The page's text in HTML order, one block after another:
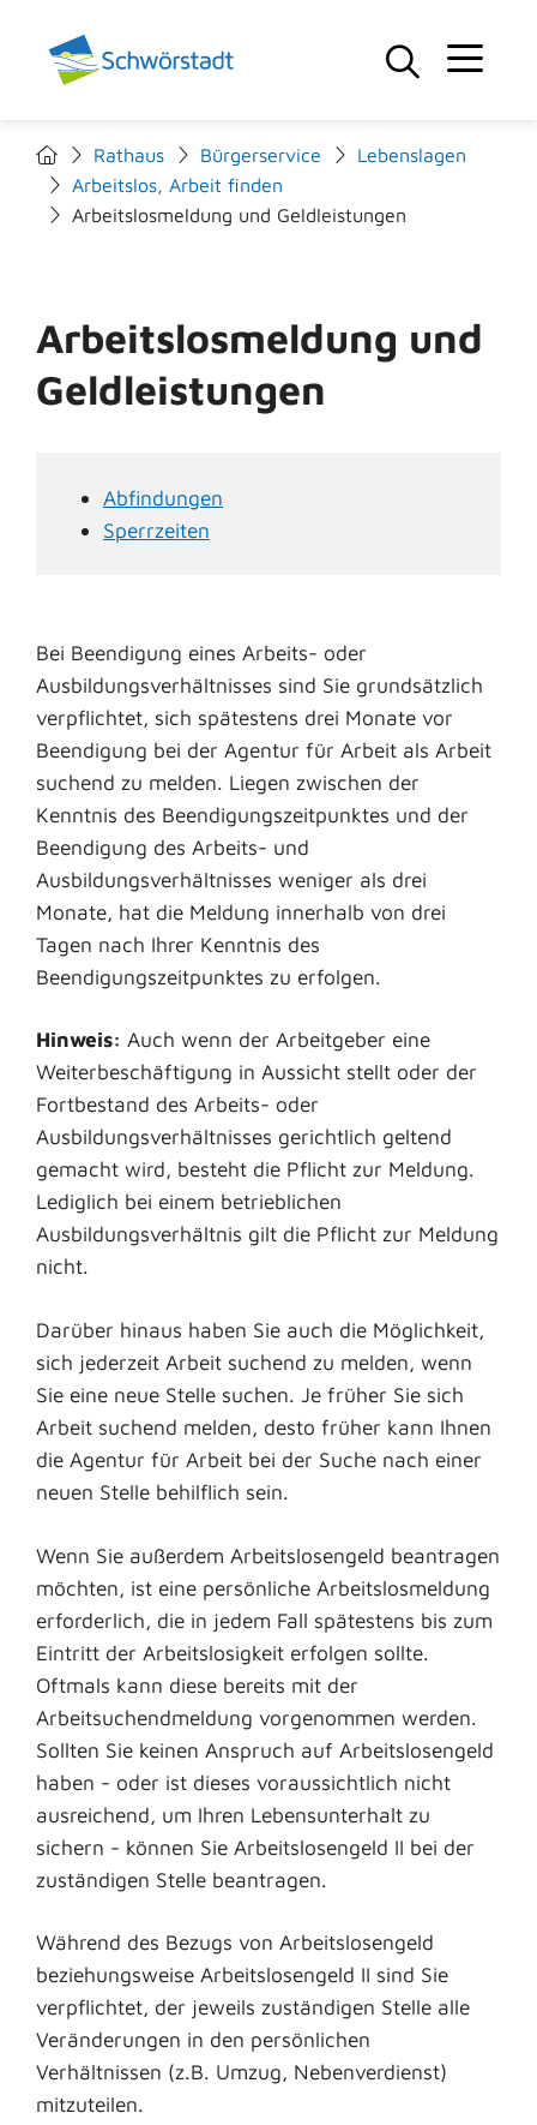
Rathaus Bürgerservice
Lebenslagen
Arbeitslos, Arbeit finden
Arbeitslosmeldung und Geldleistungen
Arbeitslosmeldung und
Geldleistungen
Abfindungen
Sperrzeiten
Bei Beendigung eines Arbeits- oder
Ausbildungsverhältnisses sind Sie grundsätzlich
verpflichtet, sich spätestens drei Monate vor
Beendigung bei der Agentur für Arbeit als Arbeit
suchend zu melden. Liegen zwischen der
Kenntnis des Beendigungszeitpunktes und der
Beendigung des Arbeits- und
Ausbildungsverhältnisses weniger als drei
Monate, hat die Meldung innerhalb von drei
Tagen nach Ihrer Kenntnis des
Beendigungszeitpunktes zu erfolgen.
Hinweis: Auch wenn der Arbeitgeber eine
Weiterbeschäftigung in Aussicht stellt oder der
Fortbestand des Arbeits- oder
Ausbildungsverhältnisses gerichtlich geltend
gemacht wird, besteht die Pflicht zur Meldung.
Lediglich bei einem betrieblichen
Ausbildungsverhältnis gilt die Pflicht zur Meldung
nicht.
Darüber hinaus haben Sie auch die Möglichkeit,
sich jederzeit Arbeit suchend zu melden, wenn
Sie eine neue Stelle suchen. Je früher Sie sich
Arbeit suchend melden, desto früher kann Ihnen
die Agentur für Arbeit bei der Suche nach einer
neuen Stelle behilflich sein.
Wenn Sie außerdem Arbeitslosengeld beantragen
möchten, ist eine persönliche Arbeitslosmeldung
erforderlich, die in jedem Fall spätestens bis zum
Eintritt der Arbeitslosigkeit erfolgen sollte.
Oftmals kann diese bereits mit der
Arbeitsuchendmeldung vorgenommen werden.
Sollten Sie keinen Anspruch auf Arbeitslosengeld
haben - oder ist dieses voraussichtlich nicht
ausreichend, um Ihren Lebensunterhalt zu
sichern - können Sie Arbeitslosengeld II bei der
zuständigen Stelle beantragen.
Während des Bezugs von Arbeitslosengeld
beziehungsweise Arbeitslosengeld II sind Sie
verpflichtet, der jeweils zuständigen Stelle alle
Veränderungen in den persönlichen
Verhältnissen (z.B. Umzug, Nebenverdienst)
mitzuteilen.